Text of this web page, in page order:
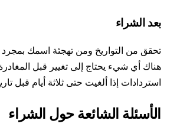
الشراء
من التواريخ ومن تهجئة اسمك بمجرد وصول
أي شيء يحتاج إلى تغيير قبل المغادرة،
إذا ألغيت حتى ثلاثة أيام قبل تاريخ بدء
الشائعة حول الشراء